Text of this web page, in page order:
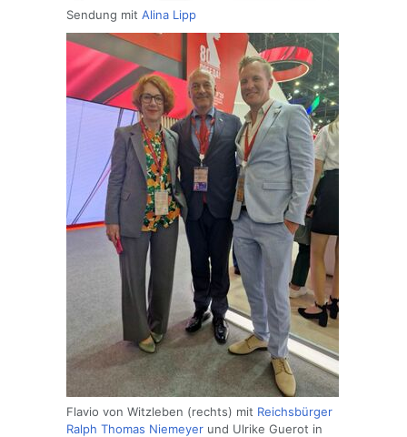
Sendung mit Alina Lipp
Flavio von Witzleben (rechts) mit Reichsbürger
Ralph Thomas Niemeyer und Ulrike Guerot in